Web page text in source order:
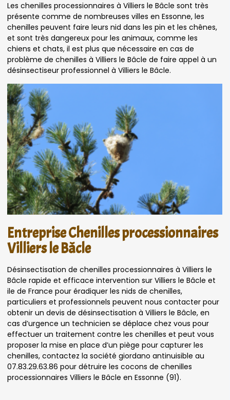
Les chenilles processionnaires à Villiers le Bâcle sont très
présente comme de nombreuses villes en Essonne, les
chenilles peuvent faire leurs nid dans les pin et les chênes,
et sont très dangereux pour les animaux, comme les
chiens et chats, il est plus que nécessaire en cas de
problème de chenilles à Villiers le Bâcle de faire appel à un
désinsectiseur professionnel à Villiers le Bâcle.
Entreprise Chenilles processionnaires
Villiers le Bâcle
Désinsectisation de chenilles processionnaires à Villiers le
Bâcle rapide et efficace intervention sur Villiers le Bâcle et
ile de France pour éradiquer les nids de chenilles,
particuliers et professionnels peuvent nous contacter pour
obtenir un devis de désinsectisation à Villiers le Bâcle, en
cas d’urgence un technicien se déplace chez vous pour
effectuer un traitement contre les chenilles et peut vous
proposer la mise en place d’un piège pour capturer les
chenilles, contactez la société giordano antinuisible au
07.83.29.63.86 pour détruire les cocons de chenilles
processionnaires Villiers le Bâcle en Essonne (91).